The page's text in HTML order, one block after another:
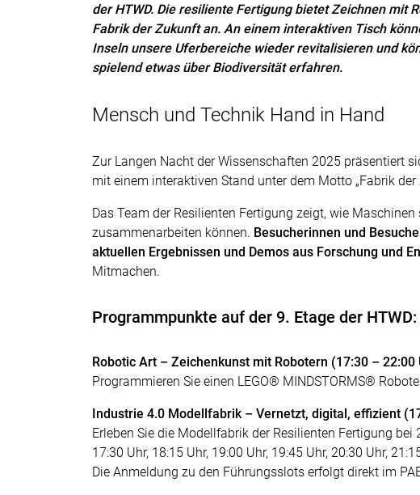
der HTWD. Die resiliente Fertigung bietet Zeichnen mit
Fabrik der Zukunft an. An einem interaktiven Tisch
Inseln unsere Uferbereiche wieder revitalisieren und
spielend etwas über Biodiversität erfahren.
Mensch und Technik Hand in Hand
Zur Langen Nacht der Wissenschaften 2025 präsentiert
mit einem interaktiven Stand unter dem Motto „Fabrik
Das Team der Resilienten Fertigung zeigt, wie
zusammenarbeiten können. Besucherinnen und
aktuellen Ergebnissen und Demos aus Forschung und
Mitmachen.
Programmpunkte auf der 9. Etage der HTWD:
Robotic Art – Zeichenkunst mit Robotern (17:30 – 22:00
Programmieren Sie einen LEGO® MINDSTORMS®
Industrie 4.0 Modellfabrik – Vernetzt, digital, effizient
Erleben Sie die Modellfabrik der Resilienten Fertigung
17:30 Uhr, 18:15 Uhr, 19:00 Uhr, 19:45 Uhr, 20:30 Uhr,
Die Anmeldung zu den Führungsslots erfolgt direkt im